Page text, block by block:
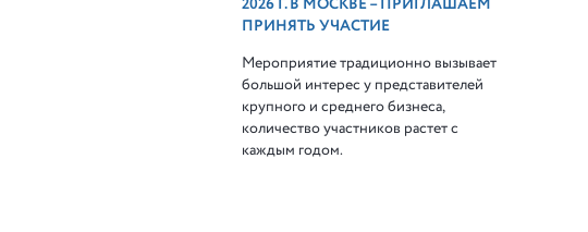
ПРИНЯТЬ УЧАСТИЕ
Мероприятие традиционно вызывает
большой интерес у представителей
крупного и среднего бизнеса,
количество участников растет с
каждым годом.